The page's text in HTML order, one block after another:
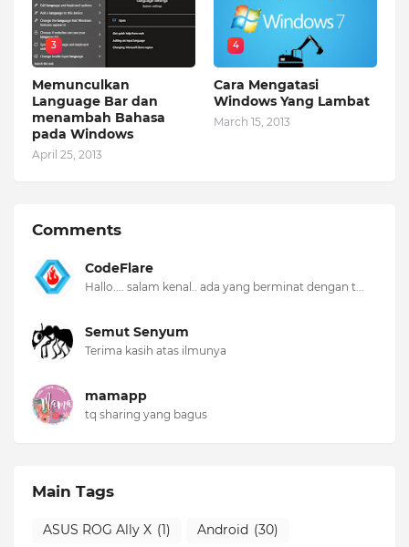
3
Memunculkan
Language Bar dan
menambah Bahasa
pada Windows
April 25, 2013
4
Cara Mengatasi
Windows Yang Lambat
March 15, 2013
Comments
CodeFlare
Hallo.... salam kenal.. ada yang berminat dengan t...
Semut Senyum
Terima kasih atas ilmunya
mamapp
tq sharing yang bagus
Main Tags
ASUS ROG Ally X (1) Android (30)